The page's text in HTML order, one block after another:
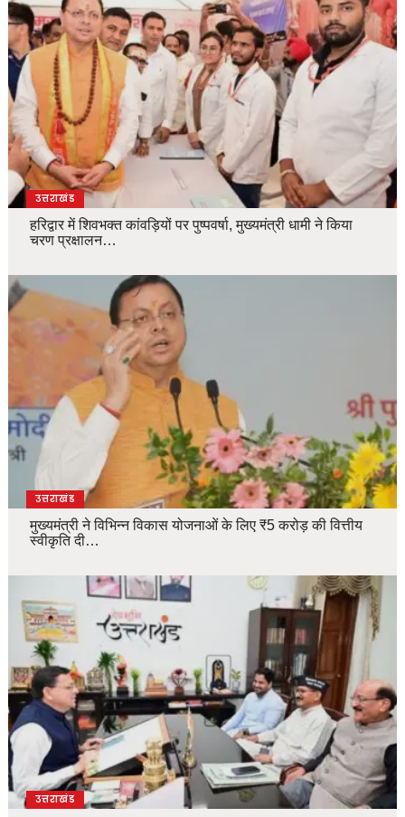
उत्तराखंड
हरिद्वार में शिवभक्त कांवड़ियों पर पुष्पवर्षा, मुख्यमंत्री धामी ने किया
चरण प्रक्षालन…
उत्तराखंड
मुख्यमंत्री ने विभिन्न विकास योजनाओं के लिए ₹5 करोड़ की वित्तीय
स्वीकृति दी…
उत्तराखंड